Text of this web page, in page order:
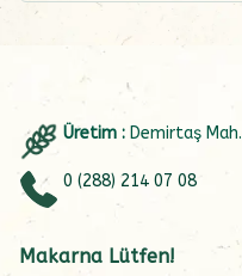
Üretim : Demirtaş
0 (288) 214 07 08
Makarna Lütfen!